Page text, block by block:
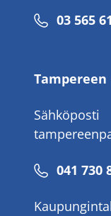
03 565
Sähköposti
041 730